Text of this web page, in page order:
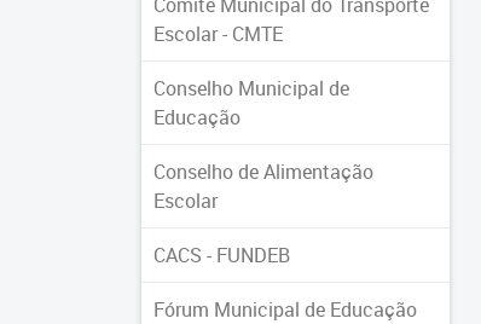
Escolar - CMTE
Conselho Municipal de
Educação
Conselho de Alimentação
Escolar
CACS - FUNDEB
Fórum Municipal de Educação